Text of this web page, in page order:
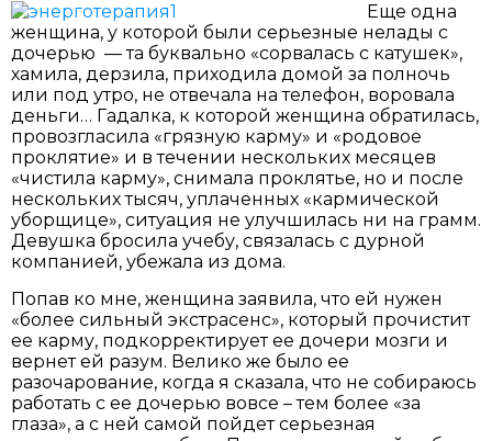
Еще одна
женщина, у которой были серьезные нелады с
дочерью — та буквально «сорвалась с катушек»,
хамила, дерзила, приходила домой за полночь
или под утро, не отвечала на телефон, воровала
деньги… Гадалка, к которой женщина обратилась,
провозгласила «грязную карму» и «родовое
проклятие» и в течении нескольких месяцев
«чистила карму», снимала проклятье, но и после
нескольких тысяч, уплаченных «кармической
уборщице», ситуация не улучшилась ни на грамм.
Девушка бросила учебу, связалась с дурной
компанией, убежала из дома.
Попав ко мне, женщина заявила, что ей нужен
«более сильный экстрасенс», который прочистит
ее карму, подкорректирует ее дочери мозги и
вернет ей разум. Велико же было ее
разочарование, когда я сказала, что не собираюсь
работать с ее дочерью вовсе – тем более «за
глаза», а с ней самой пойдет серьезная